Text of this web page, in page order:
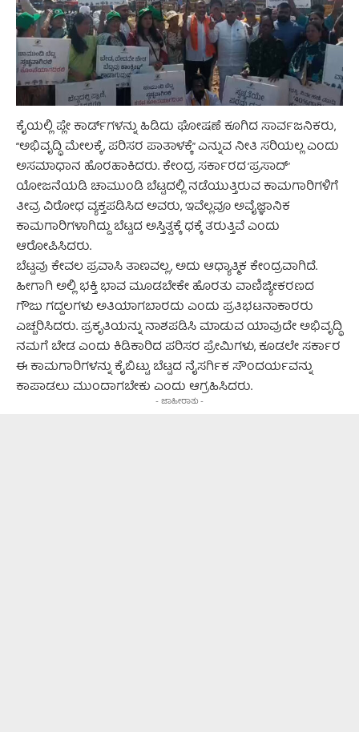
ಕೈಯಲ್ಲಿ ಪ್ಲೇ ಕಾರ್ಡ್‌ಗಳನ್ನು ಹಿಡಿದು ಘೋಷಣೆ ಕೂಗಿದ ಸಾರ್ವಜನಿಕರು,
“ಅಭಿವೃದ್ಧಿ ಮೇಲಕ್ಕೆ, ಪರಿಸರ ಪಾತಾಳಕ್ಕೆ” ಎನ್ನುವ ನೀತಿ ಸರಿಯಲ್ಲ ಎಂದು
ಅಸಮಾಧಾನ ಹೊರಹಾಕಿದರು. ಕೇಂದ್ರ ಸರ್ಕಾರದ ‘ಪ್ರಸಾದ್’
ಯೋಜನೆಯಡಿ ಚಾಮುಂಡಿ ಬೆಟ್ಟದಲ್ಲಿ ನಡೆಯುತ್ತಿರುವ ಕಾಮಗಾರಿಗಳಿಗೆ
ತೀವ್ರ ವಿರೋಧ ವ್ಯಕ್ತಪಡಿಸಿದ ಅವರು, ಇವೆಲ್ಲವೂ ಅವೈಜ್ಞಾನಿಕ
ಕಾಮಗಾರಿಗಳಾಗಿದ್ದು ಬೆಟ್ಟದ ಅಸ್ತಿತ್ವಕ್ಕೆ ಧಕ್ಕೆ ತರುತ್ತಿವೆ ಎಂದು
ಆರೋಪಿಸಿದರು.
ಬೆಟ್ಟವು ಕೇವಲ ಪ್ರವಾಸಿ ತಾಣವಲ್ಲ, ಅದು ಆಧ್ಯಾತ್ಮಿಕ ಕೇಂದ್ರವಾಗಿದೆ.
ಹೀಗಾಗಿ ಅಲ್ಲಿ ಭಕ್ತಿ ಭಾವ ಮೂಡಬೇಕೇ ಹೊರತು ವಾಣಿಜ್ಯೀಕರಣದ
ಗೌಜು ಗದ್ದಲಗಳು ಅತಿಯಾಗಬಾರದು ಎಂದು ಪ್ರತಿಭಟನಾಕಾರರು
ಎಚ್ಚರಿಸಿದರು. ಪ್ರಕೃತಿಯನ್ನು ನಾಶಪಡಿಸಿ ಮಾಡುವ ಯಾವುದೇ ಅಭಿವೃದ್ಧಿ
ನಮಗೆ ಬೇಡ ಎಂದು ಕಿಡಿಕಾರಿದ ಪರಿಸರ ಪ್ರೇಮಿಗಳು, ಕೂಡಲೇ ಸರ್ಕಾರ
ಈ ಕಾಮಗಾರಿಗಳನ್ನು ಕೈಬಿಟ್ಟು ಬೆಟ್ಟದ ನೈಸರ್ಗಿಕ ಸೌಂದರ್ಯವನ್ನು
ಕಾಪಾಡಲು ಮುಂದಾಗಬೇಕು ಎಂದು ಆಗ್ರಹಿಸಿದರು.
- ಜಾಹೀರಾತು -